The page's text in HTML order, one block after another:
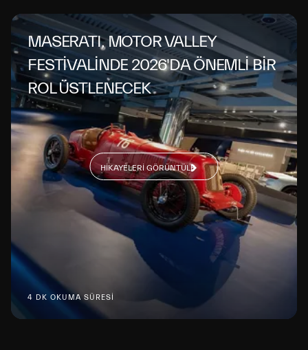
MASERATI, MOTOR VALLEY
FESTİVALİNDE 2026'DA ÖNEMLİ BİR
ROL ÜSTLENECEK
4 DK OKUMA SÜRESİ
HIKAYELERI GÖRÜNTÜLE